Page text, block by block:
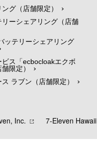
グ（店舗限定）
ーシェアリング（店舗
ッテリーシェアリング
ス「ecbocloakエクボ
限定）
ラブン（店舗限定）
Inc. 7‐Eleven Hawaii